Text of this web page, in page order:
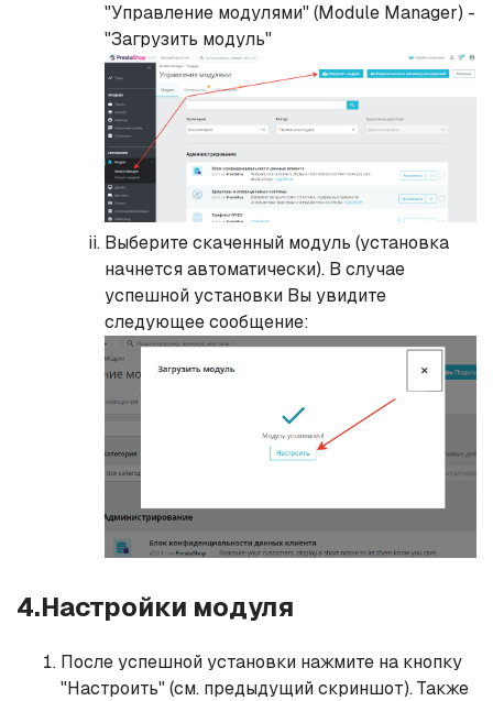
"Управление модулями" (Module Manager) -
"Загрузить модуль"
Выберите скаченный модуль (установка
начнется автоматически). В случае
успешной установки Вы увидите
следующее сообщение:
4.Настройки модуля
После успешной установки нажмите на кнопку
"Настроить" (см. предыдущий скриншот). Также